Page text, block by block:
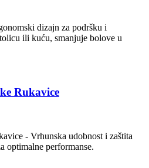
dizajn za podršku i
ili kuću, smanjuje bolove u
Rukavice
- Vrhunska udobnost i zaštita
optimalne performanse.